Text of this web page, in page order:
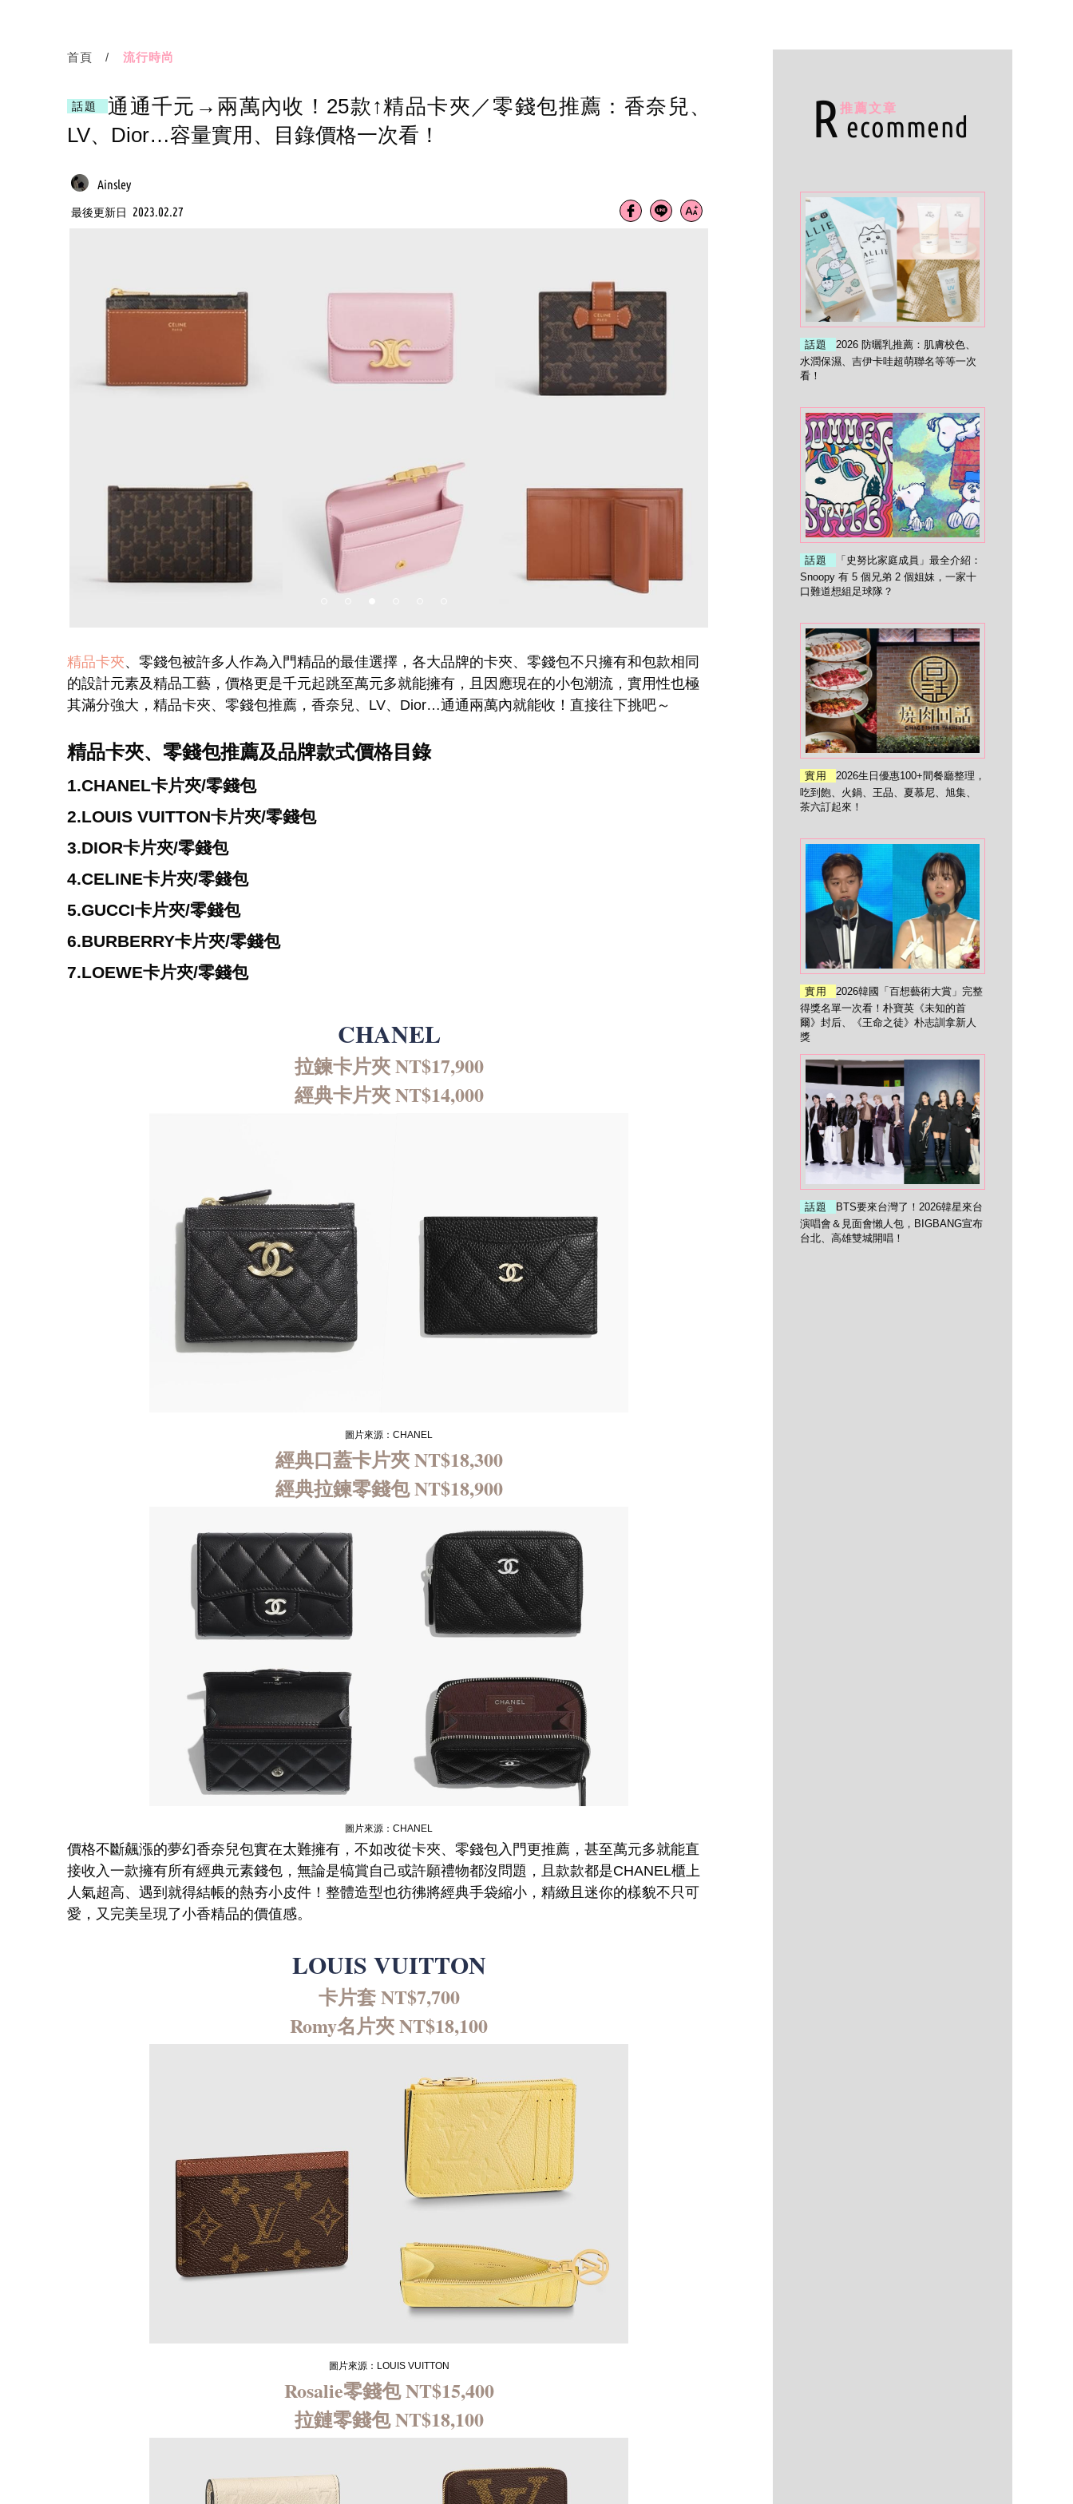
首頁 流行時尚
話題
通通千元→兩萬內收！25款↑精品卡夾／零錢包推薦：香奈兒、
LV、Dior…容量實用、目錄價格一次看！
Ainsley
最後更新日 2023.02.27
精品卡夾、零錢包被許多人作為入門精品的最佳選擇，各大品牌的卡夾、零錢包不只擁有和包款相同
的設計元素及精品工藝，價格更是千元起跳至萬元多就能擁有，且因應現在的小包潮流，實用性也極
其滿分強大，精品卡夾、零錢包推薦，香奈兒、LV、Dior…通通兩萬內就能收！直接往下挑吧～
精品卡夾、零錢包推薦及品牌款式價格目錄
1.CHANEL卡片夾/零錢包
2.LOUIS VUITTON卡片夾/零錢包
3.DIOR卡片夾/零錢包
4.CELINE卡片夾/零錢包
5.GUCCI卡片夾/零錢包
6.BURBERRY卡片夾/零錢包
7.LOEWE卡片夾/零錢包
CHANEL
拉鍊卡片夾 NT$17,900
經典卡片夾 NT$14,000
圖片來源：CHANEL
經典口蓋卡片夾 NT$18,300
經典拉鍊零錢包 NT$18,900
圖片來源：CHANEL
價格不斷飆漲的夢幻香奈兒包實在太難擁有，不如改從卡夾、零錢包入門更推薦，甚至萬元多就能直
接收入一款擁有所有經典元素錢包，無論是犒賞自己或許願禮物都沒問題，且款款都是CHANEL櫃上
人氣超高、遇到就得結帳的熱夯小皮件！整體造型也彷彿將經典手袋縮小，精緻且迷你的樣貌不只可
愛，又完美呈現了小香精品的價值感。
LOUIS VUITTON
卡片套 NT$7,700
Romy名片夾 NT$18,100
圖片來源：LOUIS VUITTON
Rosalie零錢包 NT$15,400
拉鏈零錢包 NT$18,100
R ecommend
推薦文章
話題
2026 防曬乳推薦：肌膚校色、
水潤保濕、吉伊卡哇超萌聯名等等一次
看！
話題
「史努比家庭成員」最全介紹：
Snoopy 有 5 個兄弟 2 個姐妹，一家十
口難道想組足球隊？
實用
2026生日優惠100+間餐廳整理，
吃到飽、火鍋、王品、夏慕尼、旭集、
茶六訂起來！
實用
2026韓國「百想藝術大賞」完整
得獎名單一次看！朴寶英《未知的首
爾》封后、《王命之徒》朴志訓拿新人
獎
話題
BTS要來台灣了！2026韓星來台
演唱會＆見面會懶人包，BIGBANG宣布
台北、高雄雙城開唱！